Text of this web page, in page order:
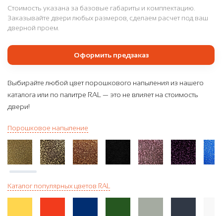
Стоимость указана за базовые габариты и комплектацию.
Заказывайте двери любых размеров, сделаем расчет под ваш
дверной проем.
Оформить предзаказ
Выбирайте любой цвет порошкового напыления из нашего
каталога или по палитре RAL — это не влияет на стоимость
двери!
Порошковое напыление
Каталог популярных цветов RAL